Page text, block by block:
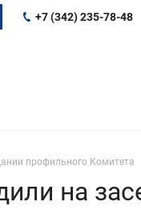
+7 (342) 235-78-48
профильного Комитета
на